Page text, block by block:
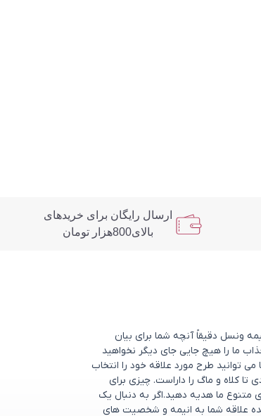
ارسال رایگان برای خریدهای
بالای800هزار تومان
ونسل دقیقاً آنچه شما برای بیان
ما را هیچ جایی جای دیگر نخواهید
توانید طرح مورد علاقه خود را انتخاب
کلاه و ماگ را داراست. چیزی برای
ما هدیه دهید.اگر به دنبال یک
علاقه شما به انیمه و شخصیت های